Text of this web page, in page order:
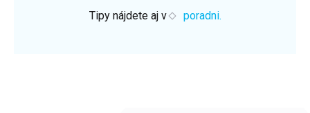
Tipy nájdete aj v poradni.